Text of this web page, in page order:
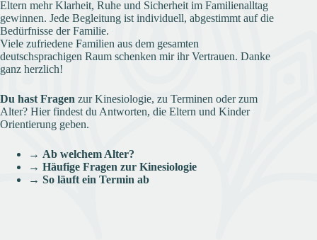
Eltern mehr Klarheit, Ruhe und Sicherheit im Familienalltag
gewinnen. Jede Begleitung ist individuell, abgestimmt auf die
Bedürfnisse der Familie.
Viele zufriedene Familien aus dem gesamten
deutschsprachigen Raum schenken mir ihr Vertrauen. Danke
ganz herzlich!
Du hast Fragen zur Kinesiologie, zu Terminen oder zum
Alter? Hier findest du Antworten, die Eltern und Kinder
Orientierung geben.
→ Ab welchem Alter?
→ Häufige Fragen zur Kinesiologie
→ So läuft ein Termin ab